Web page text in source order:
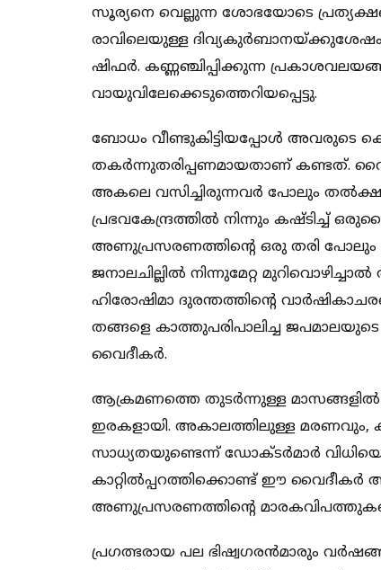
സൂര്യനെ വെല്ലുന്ന ശോഭയോടെ
രാവിലെയുള്ള
ഷിഫര്‍. കണ്ണഞ്ചിപ്പിക്കുന്ന
വായുവിലേക്കെടുത്തെറിയപ്പെട്ടു.
ബോധം വീണ്ടുകിട്ടിയപ്പോള്‍ അവരുടെ
തകര്‍ന്നുതരിപ്പണമായതാണ് കണ്ടത്.
അകലെ വസിച്ചിരുന്നവര്‍ പോലും
പ്രഭവകേന്ദ്രത്തില്‍ നിന്നും കഷ്ടിച്ച്
അണുപ്രസരണത്തിന്റെ ഒരു തരി പോലും
ജനാലചില്ലില്‍ നിന്നുമേറ്റ
ഹിരോഷിമാ ദുരന്തത്തിന്റെ
തങ്ങളെ കാത്തുപരിപാലിച്ച
വൈദീകര്‍.
ആക്രമണത്തെ തുടര്‍ന്നുള്ള
ഇരകളായി. അകാലത്തിലുള്ള
സാധ്യതയുണ്ടെന്ന് ഡോക്ടര്‍മാര്‍
കാറ്റില്‍പ്പറത്തിക്കൊണ്ട് ഈ വൈദീകര്‍
അണുപ്രസരണത്തിന്റെ
പ്രഗത്ഭരായ പല ഭിഷ്വഗരന്‍മാരും